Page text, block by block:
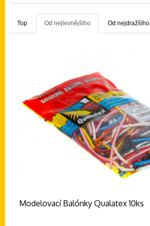
Top Od nejlevnějšího Od nejdražšího
Modelovací Balónky Qualatex 10ks